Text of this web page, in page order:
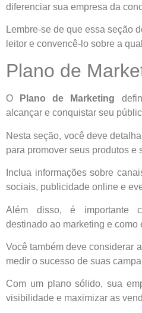
diferenciar sua empresa da
Lembre-se de que essa seção
leitor e convencê-lo sobre a
Plano de
O Plano de Marketing
alcançar e conquistar seu
Nesta seção, você deve
para promover seus produtos e
Inclua informações sobre
sociais, publicidade online e
Além disso, é importante
destinado ao marketing e como
Você também deve considerar
medir o sucesso de suas
Com um plano sólido, sua
visibilidade e maximizar as